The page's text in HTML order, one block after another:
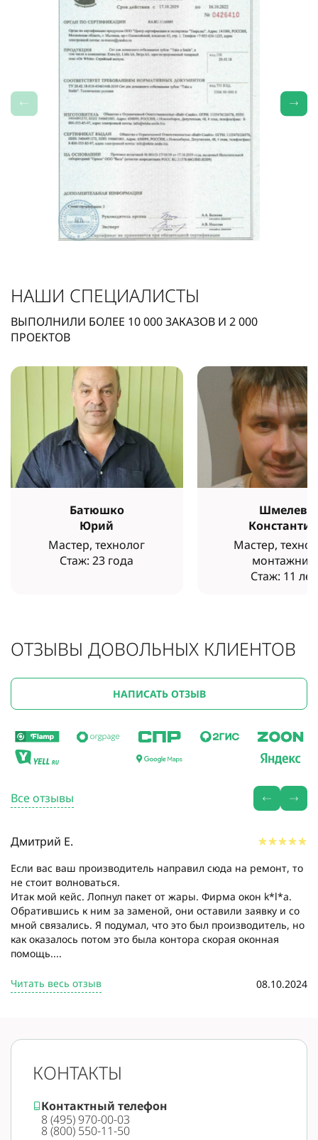
НАШИ СПЕЦИАЛИСТЫ
ВЫПОЛНИЛИ БОЛЕЕ 10 000ЗАКАЗОВ И 2 000
ПРОЕКТОВ
Батюшко
Юрий
Мастер, технолог
Стаж: 23 года
Шмелев
Константин
Мастер,
монтажник
Стаж: 11 лет
ОТЗЫВЫ ДОВОЛЬНЫХ КЛИЕНТОВ
НАПИСАТЬ ОТЗЫВ
Все отзывы
Дмитрий Е.
Если вас ваш производитель направил сюда на ремонт, то
не стоит волноваться.
Итак мой кейс. Лопнул пакет от жары. Фирма окон k*l*a.
Обратившись к ним за заменой, они оставили заявку и со
мной связались. Я подумал, что это был производитель, но
как оказалось потом это была контора скорая оконная
помощь....
Читать весь отзыв 08.10.2024
КОНТАКТЫ
Контактный телефон
8 (495) 970-00-03
8 (800) 550-11-50